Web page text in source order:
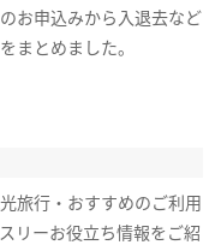
お申込みから入退去など
まとめました。
旅行・おすすめのご利用
リーお役立ち情報をご紹